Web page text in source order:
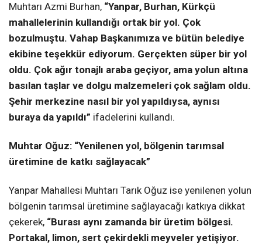
Muhtarı Azmi Burhan, “Yanpar, Burhan, Kürkçü
mahallelerinin kullandığı ortak bir yol. Çok
bozulmuştu. Vahap Başkanımıza ve bütün belediye
ekibine teşekkür ediyorum. Gerçekten süper bir yol
oldu. Çok ağır tonajlı araba geçiyor, ama yolun altına
basılan taşlar ve dolgu malzemeleri çok sağlam oldu.
Şehir merkezine nasıl bir yol yapıldıysa, aynısı
buraya da yapıldı” ifadelerini kullandı.
Muhtar Oğuz: “Yenilenen yol, bölgenin tarımsal
üretimine de katkı sağlayacak”
Yanpar Mahallesi Muhtarı Tarık Oğuz ise yenilenen yolun
bölgenin tarımsal üretimine sağlayacağı katkıya dikkat
çekerek, “Burası aynı zamanda bir üretim bölgesi.
Portakal, limon, sert çekirdekli meyveler yetişiyor.